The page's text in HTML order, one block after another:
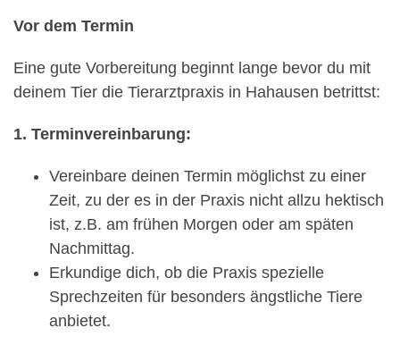
Vor dem Termin
Eine gute Vorbereitung beginnt lange bevor du mit
deinem Tier die Tierarztpraxis in Hahausen betrittst:
1. Terminvereinbarung:
Vereinbare deinen Termin möglichst zu einer
Zeit, zu der es in der Praxis nicht allzu hektisch
ist, z.B. am frühen Morgen oder am späten
Nachmittag.
Erkundige dich, ob die Praxis spezielle
Sprechzeiten für besonders ängstliche Tiere
anbietet.